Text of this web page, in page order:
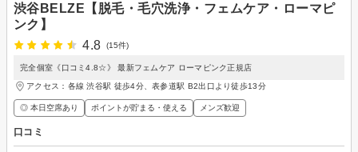
渋谷BELZE【脱毛・毛穴洗浄・フェムケア・ローマピ
ンク】
4.8
(15件)
完全個室《口コミ4.8☆》 最新フェムケア ローマピンク正規店
アクセス：各線 渋谷駅 徒歩4分、表参道駅 B2出口より徒歩13分
◎ 本日空席あり ポイントが貯まる・使える メンズ歓迎
口コミ